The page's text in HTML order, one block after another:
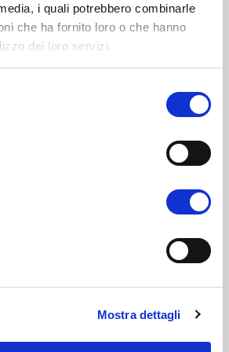
i quali potrebbero combinarle
che ha fornito loro o che hanno
dei loro servizi.
Mostra dettagli
stati con noi al
vostre visite alla nostra area